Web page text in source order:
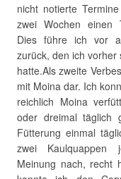
nicht notierte
zwei Wochen einen
Dies führe ich vor
zurück, den ich
hatte.Als zweite
mit Moina dar. Ich
reichlich Moina
oder dreimal täglich
Fütterung einmal
zwei Kaulquappen
Meinung nach, recht